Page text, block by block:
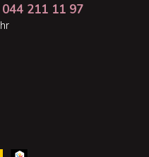
044 211 11 97